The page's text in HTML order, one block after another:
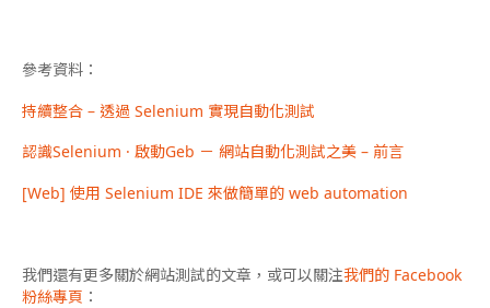
參考資料：
持續整合 – 透過 Selenium 實現自動化測試
認識Selenium · 啟動Geb － 網站自動化測試之美 – 前言
[Web] 使用 Selenium IDE 來做簡單的 web automation
我們還有更多關於網站測試的文章，或可以關注我們的 Facebook
粉絲專頁 ：